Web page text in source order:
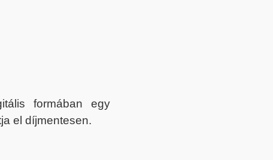
formában egy
el díjmentesen.